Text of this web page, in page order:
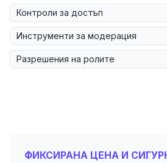
Контроли за достъп
Инструменти за модерация
Разрешения на ролите
ФИКСИРАНА ЦЕНА И